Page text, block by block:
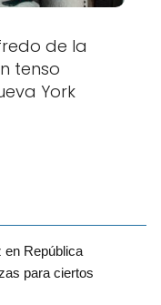
de la
tenso
York
en República
para ciertos